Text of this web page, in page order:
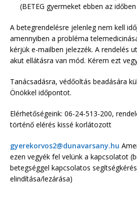
(BETEG gyermeket ebben az
A betegrendelésre jelenleg nem kell
amennyiben a probléma
kérjük e-mailben jelezzék. A rendelés
akut ellátásra van mód. Kérem ezt
Tanácsadásra, védőoltás beadására
Önökkel időpontot.
Elérhetőségeink: 06-24-513-200,
történő elérés kissé korlátozott
gyerekorvos2@dunavarsany.hu
ezen vegyék fel velünk a kapcsolatot
betegséggel kapcsolatos
elindítása/lezárása)